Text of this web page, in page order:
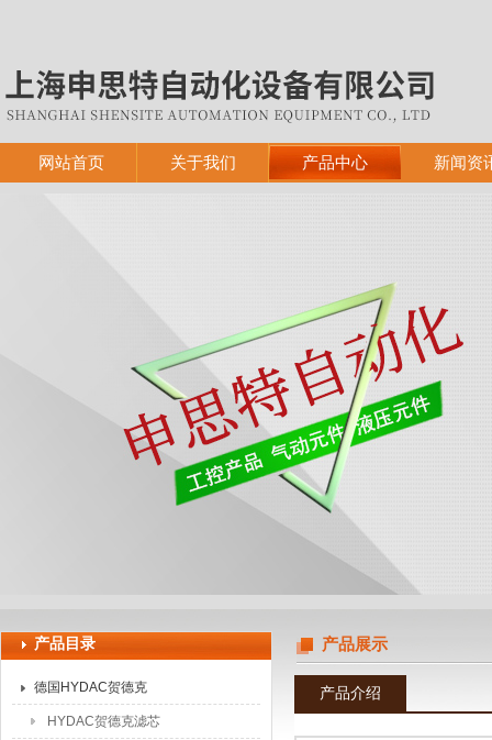
网站首页 关于我们 产品中心 新闻资
产品目录
德国HYDAC贺德克
HYDAC贺德克滤芯
产品展示
产品介绍